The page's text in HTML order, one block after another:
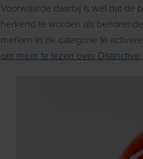
Voorwaarde daarbij is wel dat de
herkend te worden als
merken in de categorie te
om meer te lezen over